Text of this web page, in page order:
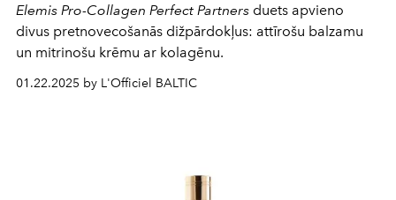
Elemis Pro-Collagen Perfect Partners duets apvieno
divus pretnovecošanās dižpārdokļus: attīrošu balzamu
un mitrinošu krēmu ar kolagēnu.
01.22.2025 by L'Officiel BALTIC